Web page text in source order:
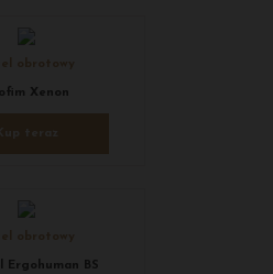
Xenon
Ergohuman BS